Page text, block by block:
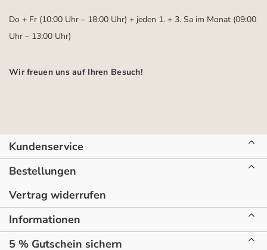
Do + Fr (10:00 Uhr – 18:00 Uhr) + jeden 1. + 3. Sa im Monat (09:00
Uhr – 13:00 Uhr)
Wir freuen uns auf Ihren Besuch!
Kundenservice
Bestellungen
Vertrag widerrufen
Informationen
5 % Gutschein sichern